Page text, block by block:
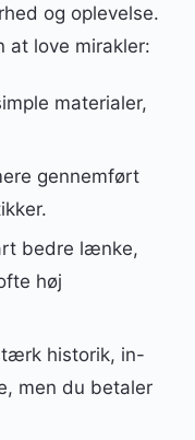
og oplevelse.
at love mirakler:
materialer,
gennemført
bedre lænke,
høj
historik, in-
men du betaler